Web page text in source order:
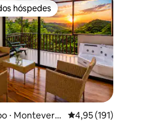
de 5, 151 avaliações
preferidos dos hóspedes
hóspedes
⋅ Monteverd
4,95 de uma avaliação
4,95 (191)